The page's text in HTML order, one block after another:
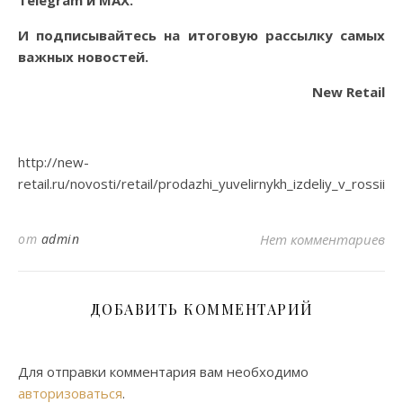
И подписывайтесь на итоговую рассылку самых
важных новостей.
New Retail
http://new-
retail.ru/novosti/retail/
от admin Нет комментариев
ДОБАВИТЬ КОММЕНТАРИЙ
Для отправки комментария вам необходимо
авторизоваться.